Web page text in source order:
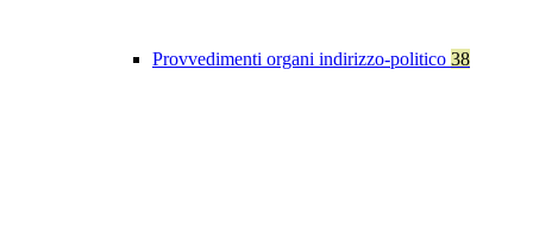
Provvedimenti organi indirizzo-politico 38